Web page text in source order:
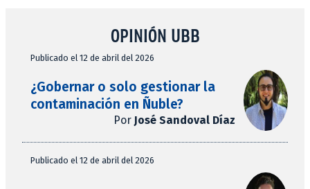
OPINIÓN UBB
Publicado el 12 de abril del 2026
¿Gobernar o solo gestionar la
contaminación en Ñuble?
Por José Sandoval Díaz
Publicado el 12 de abril del 2026